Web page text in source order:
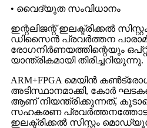
• വൈദ്യുത സംവിധാനം
ഇന്റലിജന്റ് ഇലക്ട്രിക്കൽ
ഡിസൈൻ പ്രവർത്തന
രോഗനിർണയത്തിന്റെയും
യാന്ത്രികമായി തിരിച്ചറിയുന്നു.
ARM+FPGA മെയിൻ
അടിസ്ഥാനമാക്കി, കോർ
ആണ് നിയന്ത്രിക്കുന്നത്,
സഹകരണ
ഇലക്ട്രിക്കൽ സിസ്റ്റം